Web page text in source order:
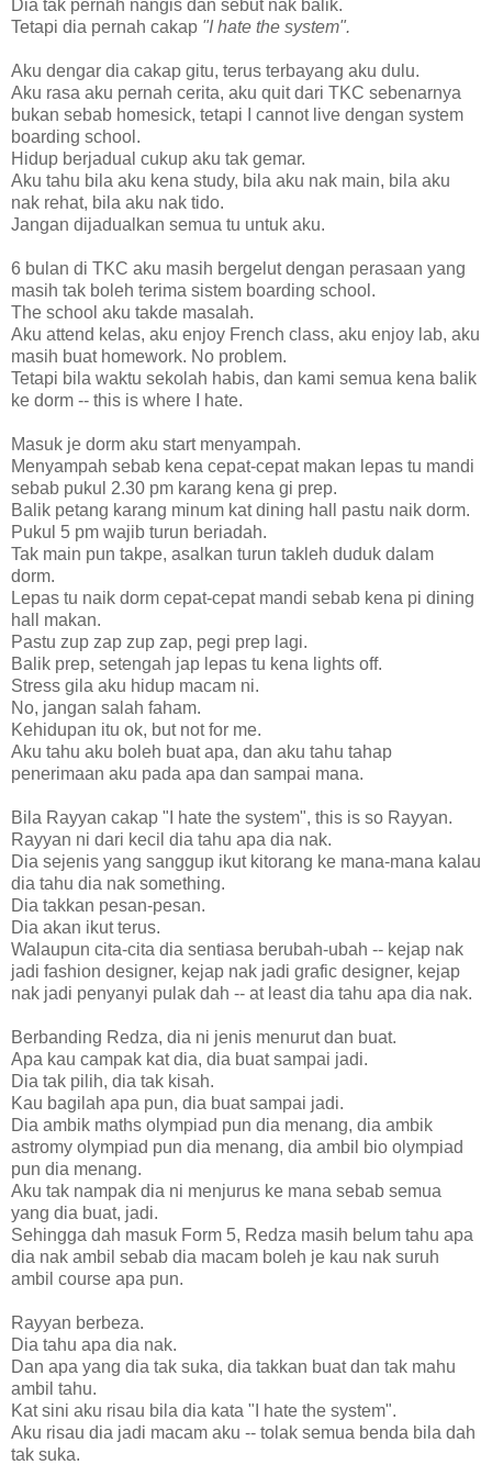
Dia tak pernah nangis dan sebut nak balik.
Tetapi dia pernah cakap "I hate the system".
Aku dengar dia cakap gitu, terus terbayang aku dulu.
Aku rasa aku pernah cerita, aku quit dari TKC sebenarnya
bukan sebab homesick, tetapi I cannot live dengan system
boarding school.
Hidup berjadual cukup aku tak gemar.
Aku tahu bila aku kena study, bila aku nak main, bila aku
nak rehat, bila aku nak tido.
Jangan dijadualkan semua tu untuk aku.
6 bulan di TKC aku masih bergelut dengan perasaan yang
masih tak boleh terima sistem boarding school.
The school aku takde masalah.
Aku attend kelas, aku enjoy French class, aku enjoy lab, aku
masih buat homework. No problem.
Tetapi bila waktu sekolah habis, dan kami semua kena balik
ke dorm -- this is where I hate.
Masuk je dorm aku start menyampah.
Menyampah sebab kena cepat-cepat makan lepas tu mandi
sebab pukul 2.30 pm karang kena gi prep.
Balik petang karang minum kat dining hall pastu naik dorm.
Pukul 5 pm wajib turun beriadah.
Tak main pun takpe, asalkan turun takleh duduk dalam
dorm.
Lepas tu naik dorm cepat-cepat mandi sebab kena pi dining
hall makan.
Pastu zup zap zup zap, pegi prep lagi.
Balik prep, setengah jap lepas tu kena lights off.
Stress gila aku hidup macam ni.
No, jangan salah faham.
Kehidupan itu ok, but not for me.
Aku tahu aku boleh buat apa, dan aku tahu tahap
penerimaan aku pada apa dan sampai mana.
Bila Rayyan cakap "I hate the system", this is so Rayyan.
Rayyan ni dari kecil dia tahu apa dia nak.
Dia sejenis yang sanggup ikut kitorang ke mana-mana kalau
dia tahu dia nak something.
Dia takkan pesan-pesan.
Dia akan ikut terus.
Walaupun cita-cita dia sentiasa berubah-ubah -- kejap nak
jadi fashion designer, kejap nak jadi grafic designer, kejap
nak jadi penyanyi pulak dah -- at least dia tahu apa dia nak.
Berbanding Redza, dia ni jenis menurut dan buat.
Apa kau campak kat dia, dia buat sampai jadi.
Dia tak pilih, dia tak kisah.
Kau bagilah apa pun, dia buat sampai jadi.
Dia ambik maths olympiad pun dia menang, dia ambik
astromy olympiad pun dia menang, dia ambil bio olympiad
pun dia menang.
Aku tak nampak dia ni menjurus ke mana sebab semua
yang dia buat, jadi.
Sehingga dah masuk Form 5, Redza masih belum tahu apa
dia nak ambil sebab dia macam boleh je kau nak suruh
ambil course apa pun.
Rayyan berbeza.
Dia tahu apa dia nak.
Dan apa yang dia tak suka, dia takkan buat dan tak mahu
ambil tahu.
Kat sini aku risau bila dia kata "I hate the system".
Aku risau dia jadi macam aku -- tolak semua benda bila dah
tak suka.